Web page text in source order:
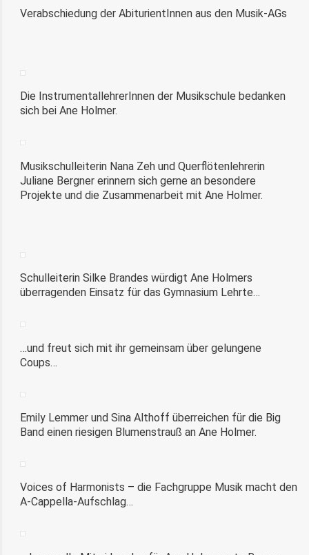
Verabschiedung der AbiturientInnen aus den Musik-AGs
Die InstrumentallehrerInnen der Musikschule bedanken
sich bei Ane Holmer.
Musikschulleiterin Nana Zeh und Querflötenlehrerin
Juliane Bergner erinnern sich gerne an besondere
Projekte und die Zusammenarbeit mit Ane Holmer.
Schulleiterin Silke Brandes würdigt Ane Holmers
überragenden Einsatz für das Gymnasium Lehrte…
…und freut sich mit ihr gemeinsam über gelungene
Coups…
Emily Lemmer und Sina Althoff überreichen für die Big
Band einen riesigen Blumenstrauß an Ane Holmer.
Voices of Harmonists – die Fachgruppe Musik macht den
A-Cappella-Aufschlag…